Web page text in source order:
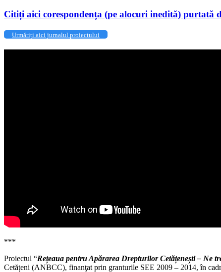
Citiți aici corespondența (pe alocuri inedită) purtată
Urmăriți aici jurnalul proiectului
***
Proiectul “Rețeaua pentru Apărarea Drepturilor Cetățenești – Ne
Cetățeni (ANBCC), finanţat prin granturile SEE 2009 – 2014, în